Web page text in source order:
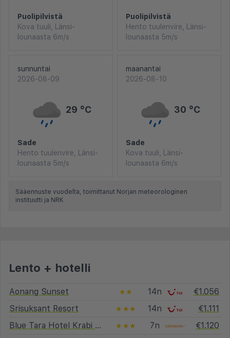
Puolipilvistä
Kova tuuli, Länsi-
lounaasta 6m/s
Puolipilvistä
Hento tuulenvire, Länsi-
lounaasta 5m/s
sunnuntai
2026-08-09
29 °C
Sade
Hento tuulenvire, Länsi-
lounaasta 5m/s
maanantai
2026-08-10
30 °C
Sade
Kova tuuli, Länsi-
lounaasta 6m/s
Sääennuste vuodelta, toimittanut Norjan meteorologinen
instituutti ja NRK
Lento + hotelli
Aonang Sunset ★★ 14n
€1.056
Srisuksant Resort
★★★ 14n
€1.111
Blue Tara Hotel Krabi Ao Nang
★★★ 7n
€1.120